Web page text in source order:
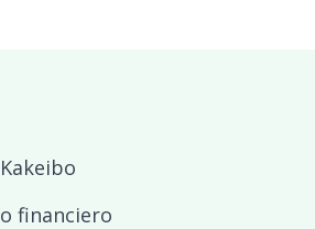
financiero